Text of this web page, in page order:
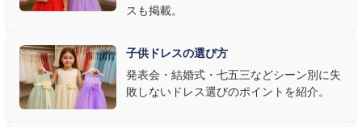
③ 演奏の動きを妨げない設計か確認する
発表会ドレス選びで見落とされがちなのが"動きやすさ"です。ピ
アノならペダル操作を妨げない丈感、バイオリンなら弓を動かす
スも掲載。
子供ドレスの選び方
発表会・結婚式・七五三などシーン別に失
敗しないドレス選びのポイントを紹介。